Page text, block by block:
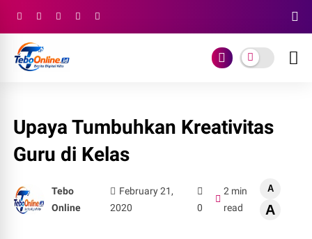
Upaya Tumbuhkan Kreativitas
Guru di Kelas
Tebo
Online
February 21,
2020
0
2 min
read
A
A